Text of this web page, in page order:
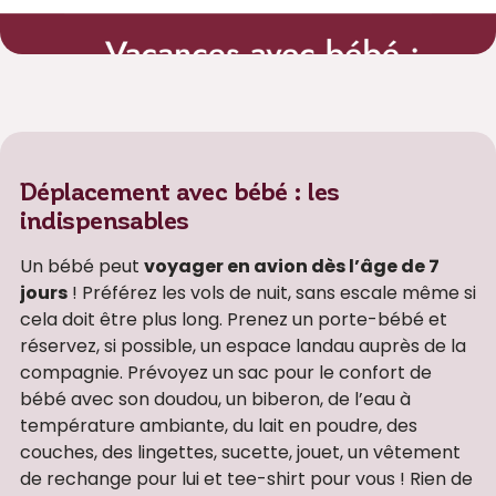
Déplacement avec bébé : les
indispensables
Un bébé peut voyager en avion dès l’âge de 7
jours ! Préférez les vols de nuit, sans escale même si
cela doit être plus long. Prenez un porte-bébé et
réservez, si possible, un espace landau auprès de la
compagnie. Prévoyez un sac pour le confort de
bébé avec son doudou, un biberon, de l’eau à
température ambiante, du lait en poudre, des
couches, des lingettes, sucette, jouet, un vêtement
de rechange pour lui et tee-shirt pour vous ! Rien de